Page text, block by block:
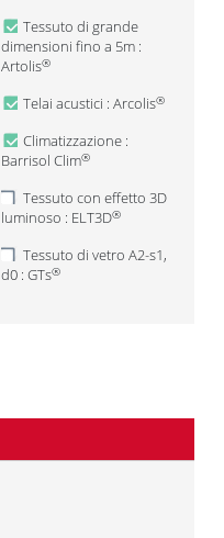
Tessuto di grande
dimensioni fino a 5m :
Artolis®
Telai acustici : Arcolis®
Climatizzazione :
Barrisol Clim®
Tessuto con effetto 3D
luminoso : ELT3D®
Tessuto di vetro A2-s1,
d0 : GTs®